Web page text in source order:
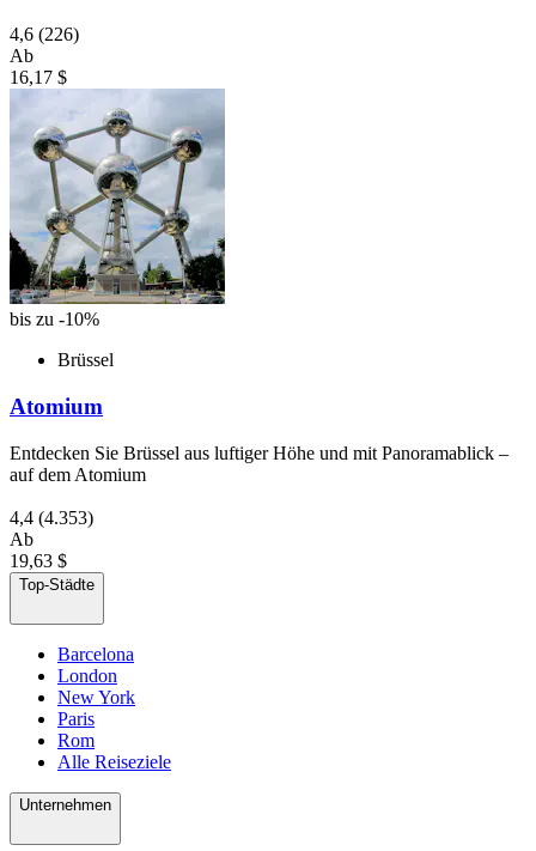
4,6 (226)
Ab
16,17 $
bis zu -10%
Brüssel
Atomium
Entdecken Sie Brüssel aus luftiger Höhe und mit Panoramablick –
auf dem Atomium
4,4 (4.353)
Ab
19,63 $
Top-Städte
Barcelona
London
New York
Paris
Rom
Alle Reiseziele
Unternehmen